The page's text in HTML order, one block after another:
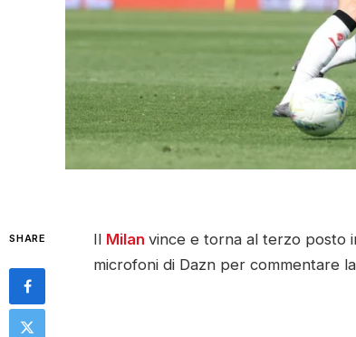
SHARE Il Milan vince e torna al terzo posto
microfoni di Dazn per commentare